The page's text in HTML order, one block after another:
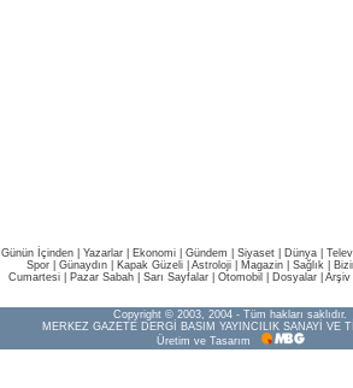
Günün İçinden Yazarlar Ekonomi Gündem Siyaset Dünya |
Spor
Günaydın Kapak Güzeli Astroloji Magazin Sağlık
Cumartesi
Pazar Sabah Sarı Sayfalar Otomobil Dosyalar Arşiv
Copyright © 2003, 2004 - Tüm hakları saklıdır.
MERKEZ GAZETE DERGİ BASIM YAYINCILIK SANAYİ VE
Üretim ve Tasarım